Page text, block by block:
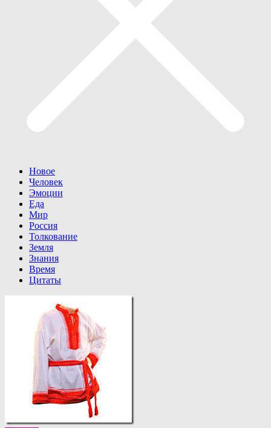
Новое
Человек
Эмоции
Еда
Мир
Россия
Толкование
Земля
Знания
Время
Цитаты